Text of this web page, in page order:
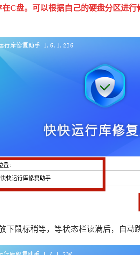
C盘。可以根据自己的硬盘分区进行
下鼠标稍等，等状态栏读满后，自动